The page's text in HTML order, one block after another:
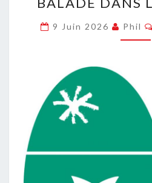
LE
9 Juin 2026 Phil